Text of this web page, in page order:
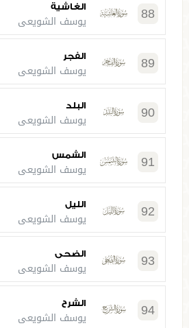
88 الغاشية
يوسف الشويعي
89 الفجر
يوسف الشويعي
90 البلد
يوسف الشويعي
91 الشمس
يوسف الشويعي
92 الليل
يوسف الشويعي
93 الضحى
يوسف الشويعي
94 الشرح
يوسف الشويعي